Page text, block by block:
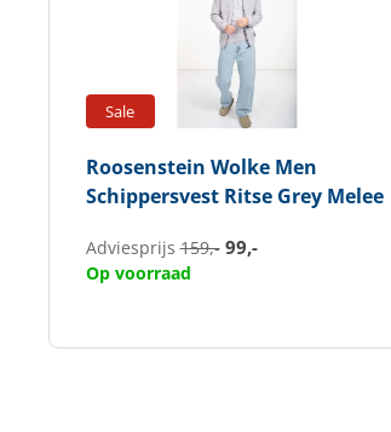
Sale
Roosenstein WolkeMen
Schippersvest Ritse Grey Melee
Adviesprijs159,- 99,-
Op voorraad